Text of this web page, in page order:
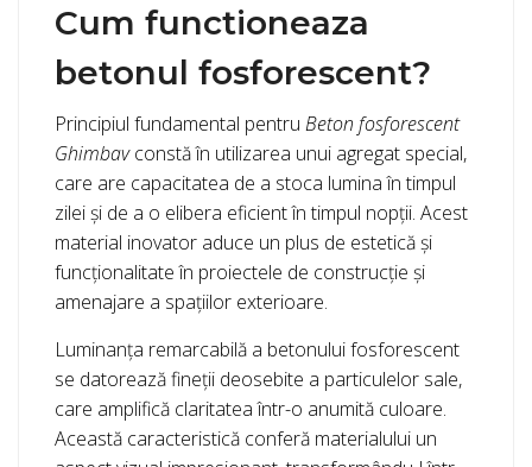
Cum functioneaza
betonul fosforescent?
Principiul fundamental pentru Beton fosforescent
Ghimbavconstă în utilizarea unui agregat special,
care are capacitatea de a stoca lumina în timpul
zilei și de a o elibera eficient în timpul nopții. Acest
material inovator aduce un plus de estetică și
funcționalitate în proiectele de construcție și
amenajare a spațiilor exterioare.
Luminanța remarcabilă a betonului fosforescent
se datorează fineții deosebite a particulelor sale,
care amplifică claritatea într-o anumită culoare.
Această caracteristică conferă materialului un